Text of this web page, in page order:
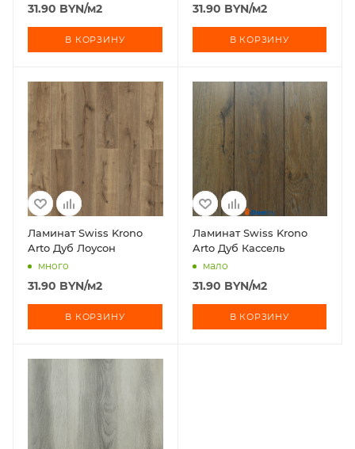
31.90 BYN/м2
В КОРЗИНУ
31.90 BYN/м2
В КОРЗИНУ
Ламинат Swiss Krono
Arto Дуб Лоусон
много
31.90 BYN/м2
В КОРЗИНУ
Ламинат Swiss Krono
Arto Дуб Кассель
мало
31.90 BYN/м2
В КОРЗИНУ